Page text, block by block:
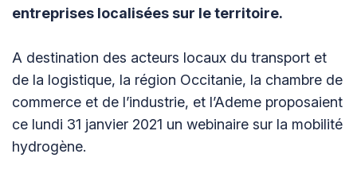
entreprises localisées sur le territoire.
A destination des acteurs locaux du transport et
de la logistique, la région Occitanie, la chambre de
commerce et de l’industrie, et l’Ademe proposaient
ce lundi 31 janvier 2021 un webinaire sur la mobilité
hydrogène.